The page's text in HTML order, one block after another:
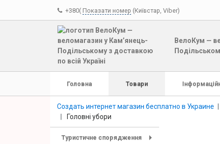
+380( Показати номер (Київстар, Viber)
ВелоКум —
Головна Товари
Создать интернет магазин бесплатно в Украине
Головні убори
Туристичне спорядження